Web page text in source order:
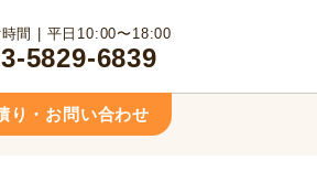
り・お問い合わせ
間 | 平日10:00〜18:00
5829-6839